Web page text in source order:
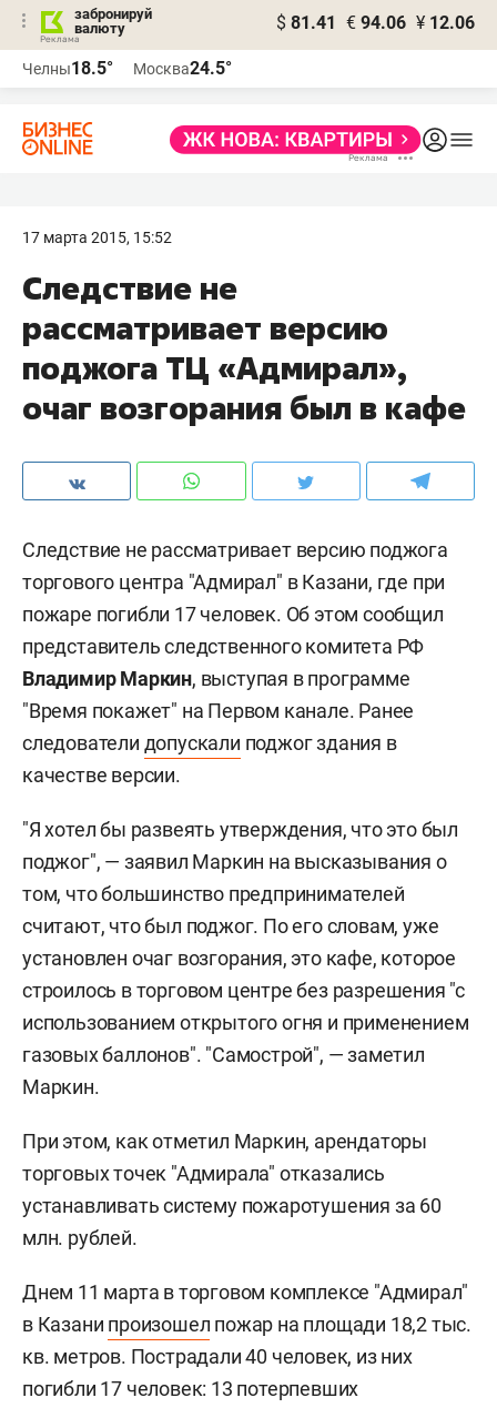
забронируй
валюту
$ 81.41 € 94.06 ¥ 12.06
Челны18.5° Москва24.5°
17 марта 2015, 15:52
Следствие не
рассматривает версию
поджога ТЦ «Адмирал»,
очаг возгорания был в кафе
Следствие не рассматривает версию поджога
торгового центра "Адмирал" в Казани, где при
пожаре погибли 17 человек. Об этом сообщил
представитель следственного комитета РФ
Владимир Маркин, выступая в программе
"Время покажет" на Первом канале. Ранее
следователи допускали поджог здания в
качестве версии.
"Я хотел бы развеять утверждения, что это был
поджог", — заявил Маркин на высказывания о
том, что большинство предпринимателей
считают, что был поджог. По его словам, уже
установлен очаг возгорания, это кафе, которое
строилось в торговом центре без разрешения "с
использованием открытого огня и применением
газовых баллонов". "Самострой", — заметил
Маркин.
При этом, как отметил Маркин, арендаторы
торговых точек "Адмирала" отказались
устанавливать систему пожаротушения за 60
млн. рублей.
Днем 11 марта в торговом комплексе "Адмирал"
в Казани произошел пожар на площади 18,2 тыс.
кв. метров. Пострадали 40 человек, из них
погибли 17 человек: 13 потерпевших